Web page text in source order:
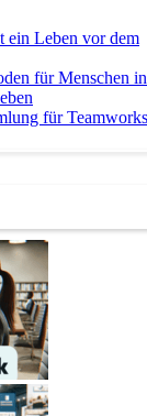
ein Leben vor dem
für Menschen in
für